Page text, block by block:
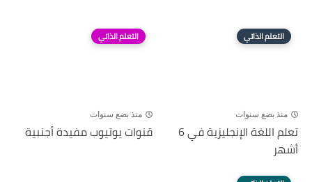
التعلم الذاتي
منذ بضع سنوات
تعلم اللغة الإنجليزية في 6
أشهر
التعلم الذاتي
منذ بضع سنوات
قنوات يوتيوب مفيدة أجنبية